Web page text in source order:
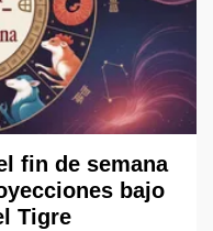
fin de semana
bajo
Tigre